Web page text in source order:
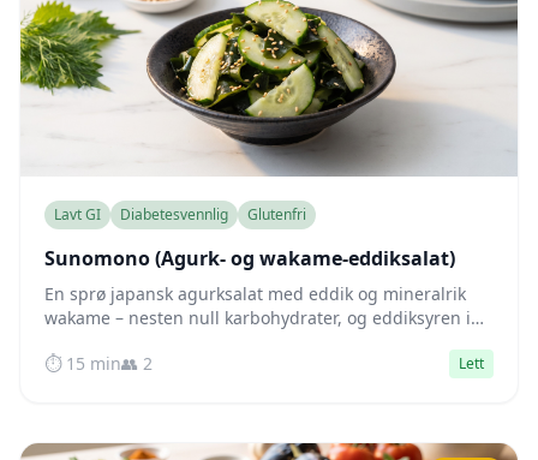
Lavt GI Diabetesvennlig Glutenfri
Sunomono (Agurk- og wakame-eddiksalat)
En sprø japansk agurksalat med eddik og mineralrik
wakame – nesten null karbohydrater, og eddiksyren i
⏱️ 15 min👥 2 Lett